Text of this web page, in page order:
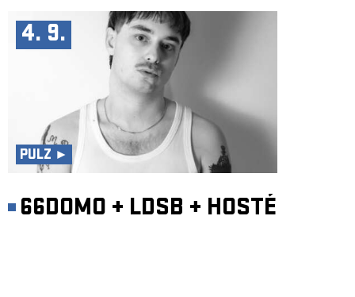
4. 9.
PULZ ►
66DOMO + LDSB + HOSTÉ